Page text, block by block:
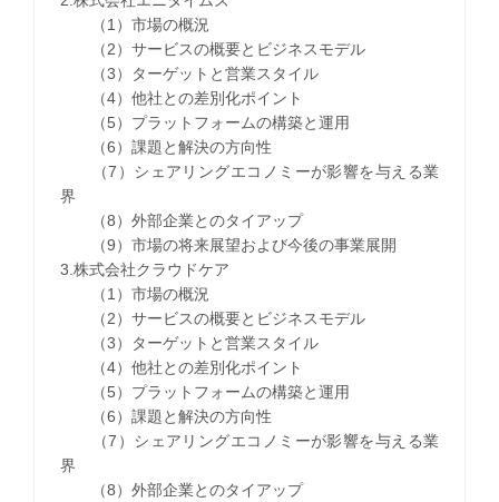
（1）市場の概況
（2）サービスの概要とビジネスモデル
（3）ターゲットと営業スタイル
（4）他社との差別化ポイント
（5）プラットフォームの構築と運用
（6）課題と解決の方向性
（7）シェアリングエコノミーが影響を与える業
界
（8）外部企業とのタイアップ
（9）市場の将来展望および今後の事業展開
3.株式会社クラウドケア
（1）市場の概況
（2）サービスの概要とビジネスモデル
（3）ターゲットと営業スタイル
（4）他社との差別化ポイント
（5）プラットフォームの構築と運用
（6）課題と解決の方向性
（7）シェアリングエコノミーが影響を与える業
界
（8）外部企業とのタイアップ